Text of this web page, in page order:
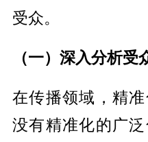
受众。
（一）深入分析
在传播领域，精
没有精准化的广泛